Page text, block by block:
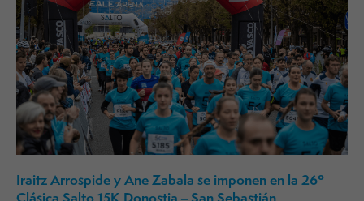
Iraitz Arrospide y Ane Zabala se imponen en la 26º